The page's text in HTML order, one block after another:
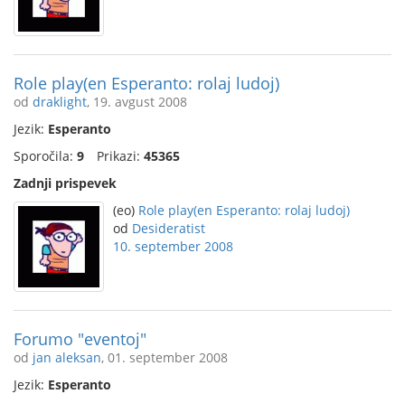
Role play(en Esperanto: rolaj ludoj)
od draklight, 19. avgust 2008
Jezik: Esperanto
Sporočila: 9 Prikazi: 45365
Zadnji prispevek
(eo) Role play(en Esperanto: rolaj ludoj)
od Desideratist
10. september 2008
Forumo "eventoj"
od jan aleksan, 01. september 2008
Jezik: Esperanto